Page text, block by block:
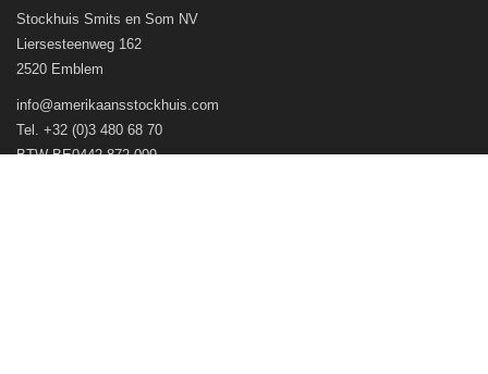
Stockhuis Smits en Som NV
Liersesteenweg 162
2520 Emblem
info@amerikaansstockhuis.com
Tel. +32 (0)3 480 68 70
BTW BE0442.872.009